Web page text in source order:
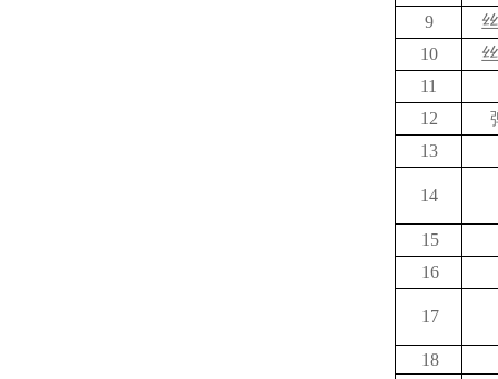
9
10
11
12
13
14
15
16
17
18